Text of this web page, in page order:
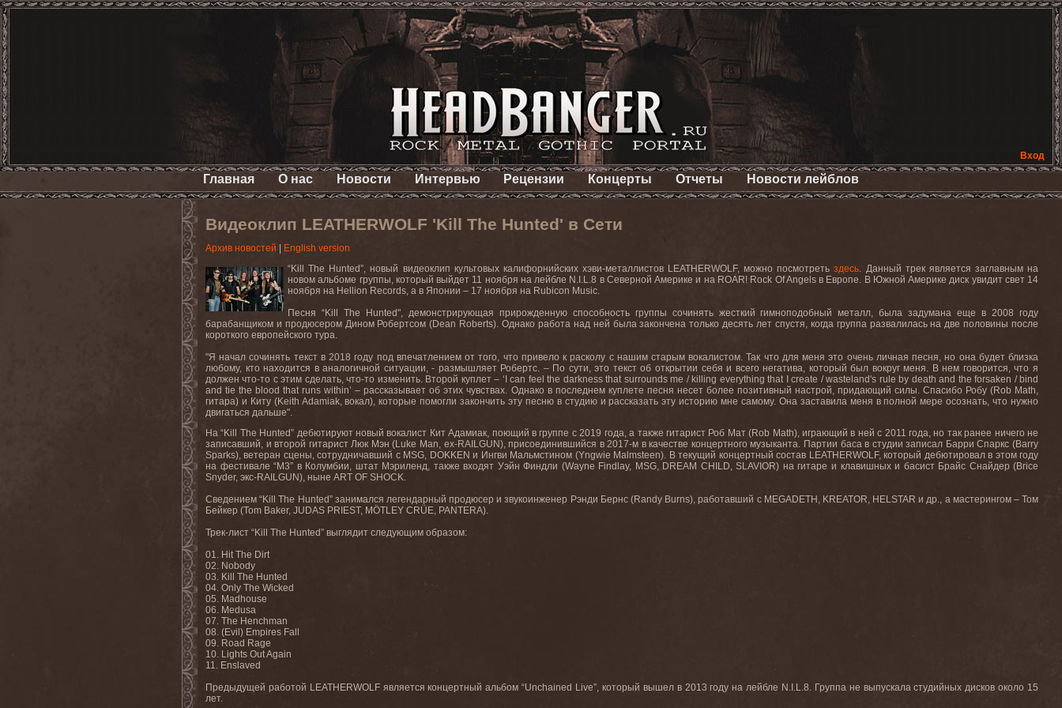
Вход
Главная О нас Новости Интервью Рецензии Концерты Отчеты Новости лейблов
Видеоклип LEATHERWOLF 'Kill The Hunted' в Сети
Архив новостей
English version
“Kill The Hunted”,новый видеоклип культовых калифорнийских хэви-металлистов LEATHERWOLF,можно посмотреть здесь. Данный трек является заглавным на
новом альбоме группы, который выйдет 11 ноября на лейбле N.I.L.8 в Северной Америке и на ROAR! Rock Of Angels в Европе. В Южной Америке диск увидит свет 14
ноября на Hellion Records, а в Японии – 17 ноября на Rubicon Music.
Песня “Kill The Hunted", демонстрирующая прирожденную способность группы сочинять жесткий гимноподобный металл, была задумана еще в 2008 году
барабанщиком и продюсером Дином Робертсом (Dean Roberts). Однако работа над ней была закончена только десять лет спустя, когда группа развалилась на две половины после
короткого европейского тура.
"Я начал сочинять текст в 2018 году под впечатлением от того, что привело к расколу с нашим старым вокалистом. Так что для меня это очень личная песня, но она будет близка
любому, кто находится в аналогичной ситуации, - размышляет Робертс. – По сути, это текст об открытии себя и всего негатива, который был вокруг меня. В нем говорится, что я
должен что-то с этим сделать, что-то изменить. Второй куплет – ‘I can feel the darkness that surrounds me / killing everything that I create / wasteland's rule by death and the forsaken / bind
and tie the blood that runs within’ –рассказывает об этих чувствах. Однако в последнем куплете песня несет более позитивный настрой, придающий силы. Спасибо Робу (Rob Math,
гитара) и Киту (Keith Adamiak, вокал), которые помогли закончить эту песню в студию и рассказать эту историю мне самому. Она заставила меня в полной мере осознать, что нужно
двигаться дальше".
На “Kill The Hunted” дебютируют новый вокалист Кит Адамиак, поющий в группе с 2019 года, а также гитарист Роб Мат (Rob Math), играющий в ней с 2011 года, но так ранее ничего не
записавший, и второй гитарист Люк Мэн (Luke Man, ex-RAILGUN), присоединившийся в 2017-м в качестве концертного музыканта. Партии баса в студии записал Барри Спаркс (Barry
Sparks), ветеран сцены, сотрудничавший с MSG, DOKKEN и Ингви Мальмстином (Yngwie Malmsteen). В текущий концертный состав LEATHERWOLF, который дебютировал в этом году
на фестивале “M3” в Колумбии, штат Мэриленд, также входят Уэйн Финдли (Wayne Findlay, MSG, DREAM CHILD, SLAVIOR) на гитаре и клавишных и басист Брайс Снайдер (Brice
Snyder, экс-RAILGUN), ныне ART OF SHOCK.
Сведением “Kill The Hunted” занимался легендарный продюсер и звукоинженер Рэнди Бернс(Randy Burns),работавший с MEGADETH, KREATOR, HELSTAR и др., а мастерингом –Том
Бейкер (Tom Baker, JUDAS PRIEST, MÖTLEY CRÜE, PANTERA).
Трек-лист “Kill The Hunted” выглядит следующим образом:
01. Hit The Dirt
02. Nobody
03. Kill The Hunted
04. Only The Wicked
05. Madhouse
06. Medusa
07. The Henchman
08. (Evil) Empires Fall
09. Road Rage
10. Lights Out Again
11. Enslaved
Предыдущей работой LEATHERWOLF является концертный альбом “Unchained Live”, который вышел в 2013 году на лейбле N . .L.8. Группа не выпускала студийных дисков около 15
лет.